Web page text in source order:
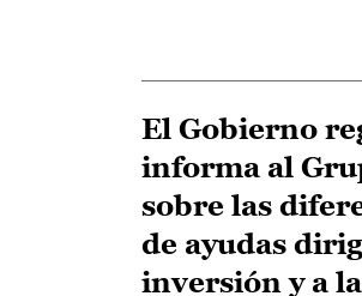
El Gobierno
informa al
sobre las
de ayudas
inversión y a la